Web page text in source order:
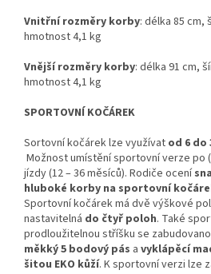
Vnitřní rozměry korby: délka 85 cm,
hmotnost 4,1 kg
Vnější rozměry korby: délka 91 cm,
hmotnost 4,1 kg
SPORTOVNÍ KOČÁREK
Sortovní kočárek lze využívat od 6 do
Možnost umístění sportovní verze po
jízdy (12 – 36 měsíců). Rodiče ocení
hluboké korby na sportovní
Sportovní kočárek má dvě výškové
nastavitelná do čtyř poloh. Také
prodloužitelnou stříšku se
měkký 5 bodový pás a vyklápěcí
šitou EKO kůží. K sportovní verzi lze